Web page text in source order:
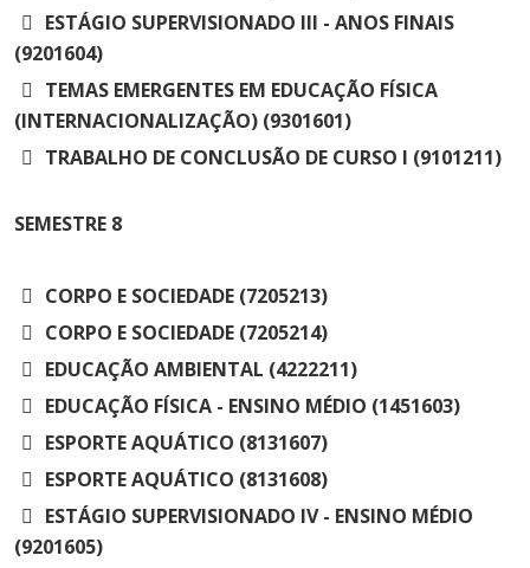
ESTÁGIO SUPERVISIONADO III - ANOS FINAIS
(9201604)
TEMAS EMERGENTES EM EDUCAÇÃO FÍSICA
(INTERNACIONALIZAÇÃO) (9301601)
TRABALHO DE CONCLUSÃO DE CURSO I (9101211)
SEMESTRE 8
CORPO E SOCIEDADE (7205213)
CORPO E SOCIEDADE (7205214)
EDUCAÇÃO AMBIENTAL (4222211)
EDUCAÇÃO FÍSICA - ENSINO MÉDIO (1451603)
ESPORTE AQUÁTICO (8131607)
ESPORTE AQUÁTICO (8131608)
ESTÁGIO SUPERVISIONADO IV - ENSINO MÉDIO
(9201605)